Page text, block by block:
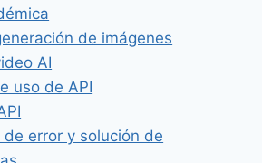
de imágenes
AI
uso de API
de error y solución de